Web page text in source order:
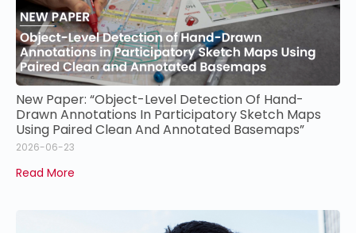
New Paper: “Object-Level Detection Of Hand-
Drawn Annotations In Participatory Sketch Maps
Using Paired Clean And Annotated Basemaps”
2026-06-23
Read More